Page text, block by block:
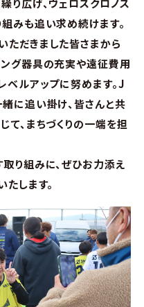
みも追い求め続けます。
だきました皆さまから
グ器具の充実や遠征費用
ベルアップに努めます。J
に追い掛け、皆さんと共
て、まちづくりの一端を担
り組みに、ぜひお力添え
します。